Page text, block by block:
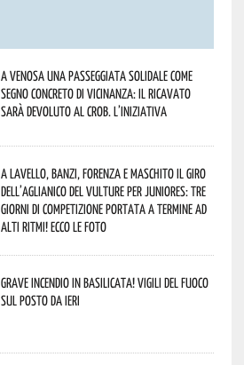
A Venosa una passeggiata solidale come
segno concreto di vicinanza: il ricavato
sarà devoluto al CROB. L’iniziativa
A Lavello, Banzi, Forenza e Maschito il Giro
dell’Aglianico del Vulture per juniores: tre
giorni di competizione portata a termine ad
alti ritmi! Ecco le foto
Grave incendio in Basilicata! Vigili del fuoco
sul posto da ieri